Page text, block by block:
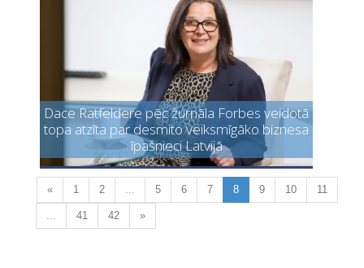
Dace Ratfeldere pēc žurnāla Forbes veidotā
topa atzīta par desmito veiksmīgāko biznesa
īpašnieci Latvijā
« 1 2 ... 5 6 7 8 9 10 11
... 41 42 »